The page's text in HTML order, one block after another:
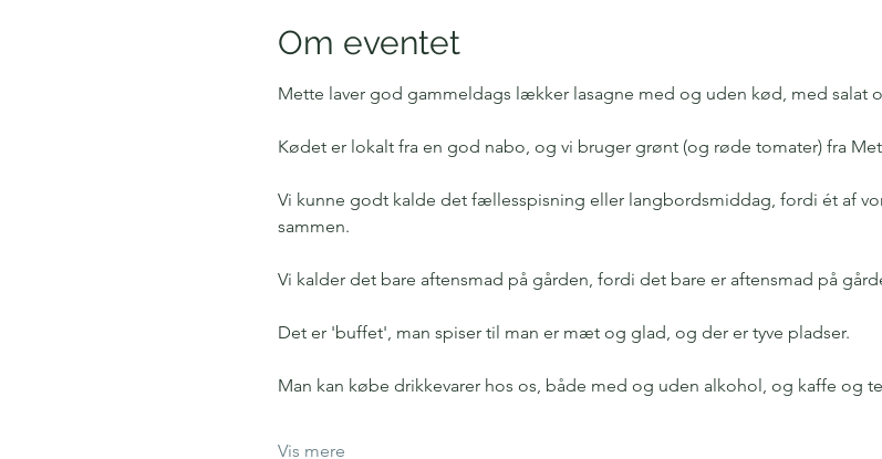
Om eventet
Mette laver god gammeldags lækker lasagne med og uden kød, med salat
Kødet er lokalt fra en god nabo, og vi bruger grønt (og røde tomater) fra
Vi kunne godt kalde det fællesspisning eller langbordsmiddag, fordi ét af
sammen.
Vi kalder det bare aftensmad på gården, fordi det bare er aftensmad på
Det er 'buffet', man spiser til man er mæt og glad, og der er tyve pladser.
Man kan købe drikkevarer hos os, både med og uden alkohol, og kaffe og
Vis mere